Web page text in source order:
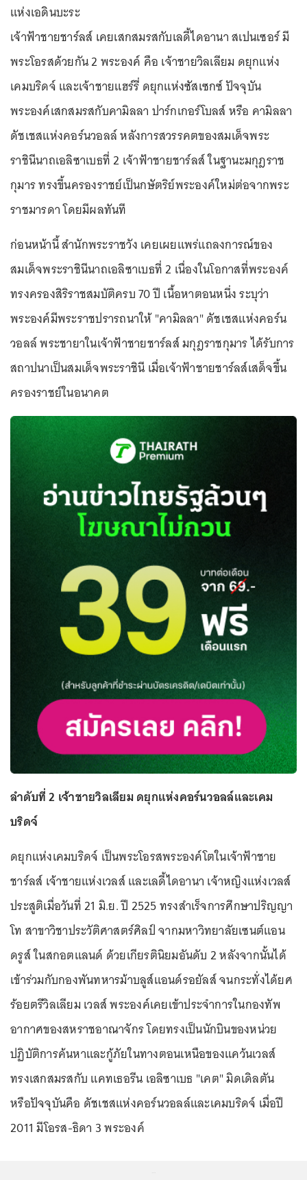
แห่งเอดินบะระ
เจ้าฟ้าชายชาร์ลส์ เคยเสกสมรสกับเลดี้ไดอานา สเปนเซอร์ มี
พระโอรสด้วยกัน 2 พระองค์ คือ เจ้าชายวิลเลียม ดยุกแห่ง
เคมบริดจ์ และเจ้าชายแฮร์รี่ ดยุกแห่งซัสเซกซ์ ปัจจุบัน
พระองค์เสกสมรสกับคามิลลา ปาร์กเกอร์โบลส์ หรือ คามิลลา
ดัชเชสแห่งคอร์นวอลล์ หลังการสวรรคตของสมเด็จพระ
ราชินีนาถเอลิซาเบธที่ 2 เจ้าฟ้าชายชาร์ลส์ ในฐานะมกุฎราช
กุมาร ทรงขึ้นครองราชย์เป็นกษัตริย์พระองค์ใหม่ต่อจากพระ
ราชมารดา โดยมีผลทันที
ก่อนหน้านี้ สำนักพระราชวัง เคยเผยแพร่แถลงการณ์ของ
สมเด็จพระราชินีนาถเอลิซาเบธที่ 2 เนื่องในโอกาสที่พระองค์
ทรงครองสิริราชสมบัติครบ 70 ปี เนื้อหาตอนหนึ่ง ระบุว่า
พระองค์มีพระราชปรารถนาให้ "คามิลลา" ดัชเชสแห่งคอร์น
วอลล์ พระชายาในเจ้าฟ้าชายชาร์ลส์ มกุฎราชกุมาร ได้รับการ
สถาปนาเป็นสมเด็จพระราชินี เมื่อเจ้าฟ้าชายชาร์ลส์เสด็จขึ้น
ครองราชย์ในอนาคต
ลำดับที่ 2 เจ้าชายวิลเลียม ดยุกแห่งคอร์นวอลล์และเคม
บริดจ์
ดยุกแห่งเคมบริดจ์ เป็นพระโอรสพระองค์โตในเจ้าฟ้าชาย
ชาร์ลส์ เจ้าชายแห่งเวลส์ และเลดี้ไดอานา เจ้าหญิงแห่งเวลส์
ประสูติเมื่อวันที่ 21 มิ.ย. ปี 2525 ทรงสำเร็จการศึกษาปริญญา
โท สาขาวิชาประวัติศาสตร์ศิลป์ จากมหาวิทยาลัยเซนต์แอน
ดรูส์ ในสกอตแลนด์ ด้วยเกียรตินิยมอันดับ 2 หลังจากนั้นได้
เข้าร่วมกับกองพันทหารม้าบลูส์แอนด์รอยัลส์ จนกระทั่งได้ยศ
ร้อยตรีวิลเลียม เวลส์ พระองค์เคยเข้าประจำการในกองทัพ
อากาศของสหราชอาณาจักร โดยทรงเป็นนักบินของหน่วย
ปฏิบัติการค้นหาและกู้ภัยในทางตอนเหนือของแคว้นเวลส์
ทรงเสกสมรสกับ แคทเธอรีน เอลิซาเบธ "เคต" มิดเดิลตัน
หรือปัจจุบันคือ ดัชเชสแห่งคอร์นวอลล์และเคมบริดจ์ เมื่อปี
2011 มีโอรส-ธิดา 3 พระองค์